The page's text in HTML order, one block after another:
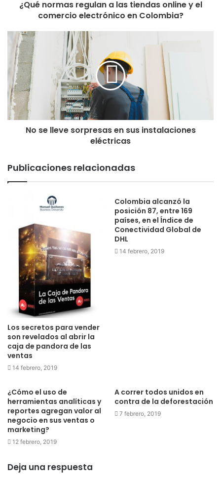
¿Qué normas regulan a las tiendas online y el
comercio electrónico en Colombia?
No se lleve sorpresas en sus instalaciones
eléctricas
Publicaciones relacionadas
Los secretos para vender
son revelados al abrir la
caja de pandora de las
ventas
14 febrero, 2019
Colombia alcanzó la
posición 87, entre 169
países, en el Índice de
Conectividad Global de
DHL
14 febrero, 2019
¿Cómo el uso de
herramientas analíticas y
reportes agregan valor al
negocio en sus ventas o
marketing?
12 febrero, 2019
A correr todos unidos en
contra de la deforestación
7 febrero, 2019
Deja una respuesta